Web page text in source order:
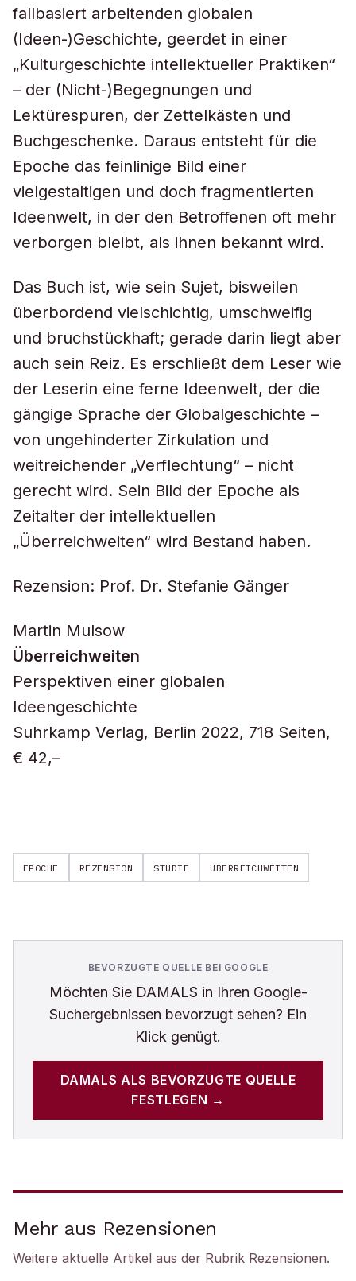
fallbasiert arbeitenden globalen
(Ideen-)Geschichte, geerdet in einer
„Kulturgeschichte intellektueller Praktiken“
– der (Nicht-)Begegnungen und
Lektürespuren, der Zettelkästen und
Buchgeschenke. Daraus entsteht für die
Epoche das feinlinige Bild einer
vielgestaltigen und doch fragmentierten
Ideenwelt, in der den Betroffenen oft mehr
verborgen bleibt, als ihnen bekannt wird.
Das Buch ist, wie sein Sujet, bisweilen
überbordend vielschichtig, umschweifig
und bruchstückhaft; gerade darin liegt aber
auch sein Reiz. Es erschließt dem Leser wie
der Leserin eine ferne Ideenwelt, der die
gängige Sprache der Globalgeschichte –
von ungehinderter Zirkulation und
weitreichender „Verflechtung“ – nicht
gerecht wird. Sein Bild der Epoche als
Zeitalter der intellektuellen
„Überreichweiten“ wird Bestand haben.
Rezension: Prof. Dr. Stefanie Gänger
Martin Mulsow
Überreichweiten
Perspektiven einer globalen
Ideengeschichte
Suhrkamp Verlag, Berlin 2022, 718 Seiten,
€ 42,–
EPOCHE REZENSION STUDIE ÜBERREICHWEITEN
BEVORZUGTE QUELLE BEI GOOGLE
Möchten Sie DAMALS in Ihren Google-
Suchergebnissen bevorzugt sehen? Ein
Klick genügt.
DAMALS ALS BEVORZUGTE QUELLE
FESTLEGEN →
Mehr aus Rezensionen
Weitere aktuelle Artikel aus der Rubrik Rezensionen.